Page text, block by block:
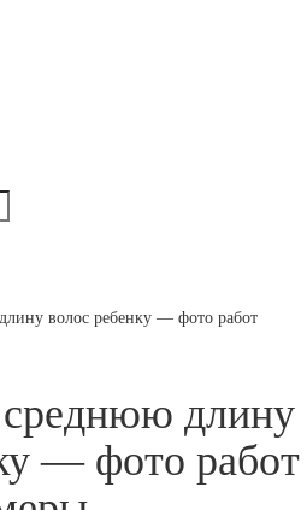
волос ребенку — фото работ
длину
— фото работ